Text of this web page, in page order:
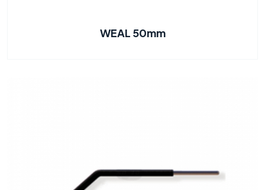
WEAL 50mm